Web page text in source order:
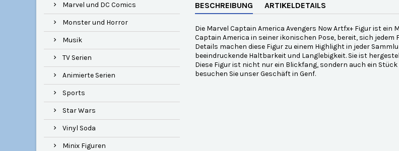
Marvel und DC Comics
Monster und Horror
Musik
TV Serien
Animierte Serien
Sports
Star Wars
Vinyl Soda
Minix Figuren
BESCHREIBUNG ARTIKELDETAILS
Die Marvel Captain America Avengers Now Artfx+ Figur ist
Captain America in seiner ikonischen Pose, bereit, sich
Details machen diese Figur zu einem Highlight in jeder
beeindruckende Haltbarkeit und Langlebigkeit. Sie ist
Diese Figur ist nicht nur ein Blickfang, sondern auch ein
besuchen Sie unser Geschäft in Genf.